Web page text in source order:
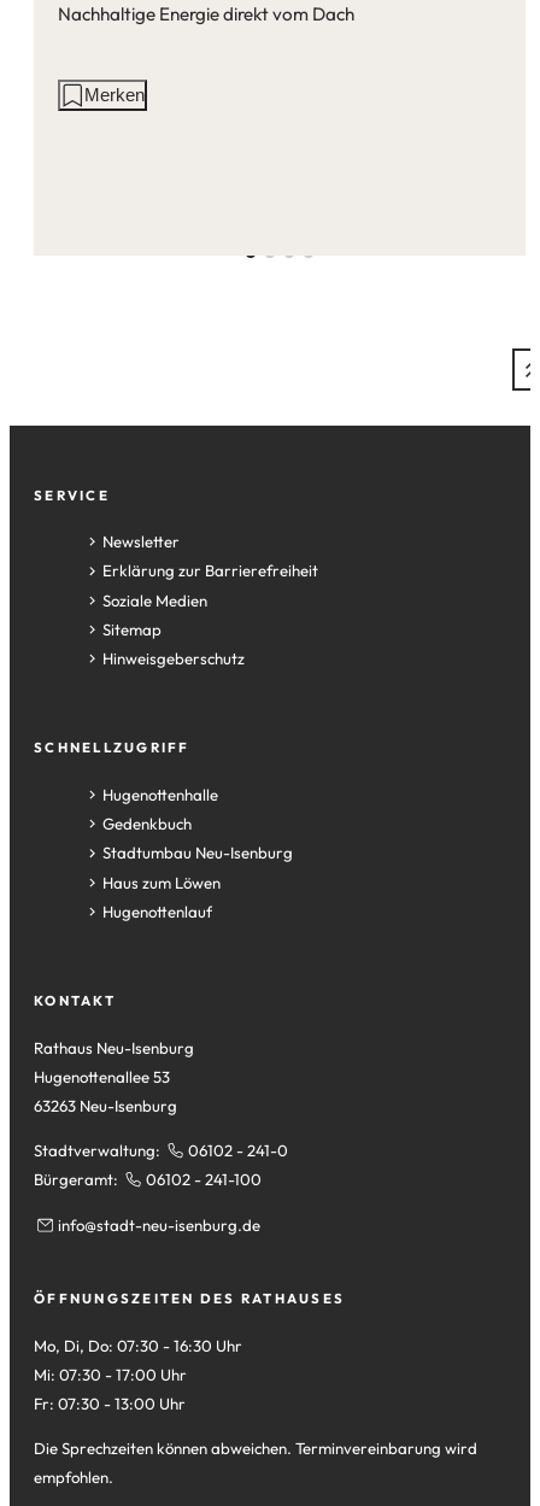
Nachhaltige Energie direkt vom Dach
AktionenMerken
Fußzeile
SERVICE
Newsletter
Erklärung zur Barrierefreiheit
Soziale Medien
Sitemap
Hinweisgeberschutz
SCHNELLZUGRIFF
Hugenottenhalle
(Öffnet
in
einem
neuen
Tab)
Gedenkbuch
(Öffnet
in
einem
neuen
Stadtumbau Neu-Isenburg
(Öffnet
in
einem
Haus zum Löwen
(Öffnet
in
Tab)
Hugenottenlauf
(Öffnet
neuen
KONTAKT
Rathaus Neu-Isenburg
Hugenottenallee 53
63263 Neu-Isenburg
Stadtverwaltung:
06102 - 241-0
Bürgeramt:
06102 - 241-100
info stadt-neu-isenburg de
ÖFFNUNGSZEITEN DES RATHAUSES
Mo, Di, Do: 07:30 - 16:30 Uhr
Mi: 07:30 - 17:00 Uhr
Fr: 07:30 - 13:00 Uhr
Die Sprechzeiten können abweichen. Terminvereinbarung wird
empfohlen.